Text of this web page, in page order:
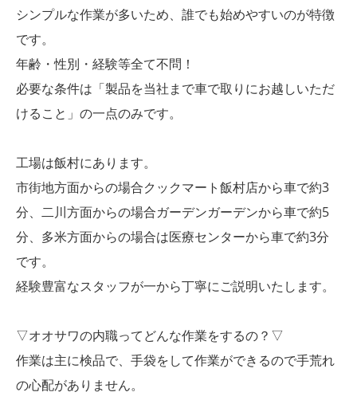
シンプルな作業が多いため、誰でも始めやすいのが特徴
です。
年齢・性別・経験等全て不問！
必要な条件は「製品を当社まで車で取りにお越しいただ
けること」の一点のみです。
工場は飯村にあります。
市街地方面からの場合クックマート飯村店から車で約3
分、二川方面からの場合ガーデンガーデンから車で約5
分、多米方面からの場合は医療センターから車で約3分
です。
経験豊富なスタッフが一から丁寧にご説明いたします。
▽オオサワの内職ってどんな作業をするの？▽
作業は主に検品で、手袋をして作業ができるので手荒れ
の心配がありません。